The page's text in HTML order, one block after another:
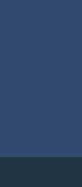
pietra h3